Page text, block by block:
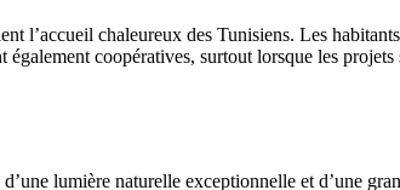
l’accueil chaleureux des Tunisiens. Les
coopératives, surtout lorsque les
lumière naturelle exceptionnelle et d’une